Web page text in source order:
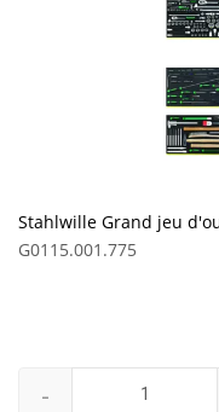
Stahlwille Grand jeu
G0115.001.775
-